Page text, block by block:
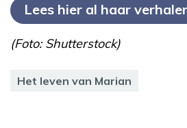
Lees hier al haar
(Foto: Shutterstock)
Het leven van Marian